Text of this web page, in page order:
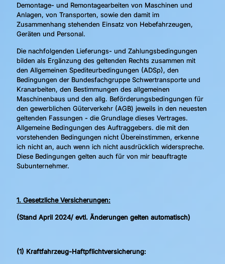
Demontage- und Remontagearbeiten von Maschinen und
Anlagen, von Transporten, sowie den damit im
Zusammenhang stehenden Einsatz von Hebefahrzeugen,
Geräten und Personal.
Die nachfolgenden Lieferungs- und Zahlungsbedingungen
bilden als Ergänzung des geltenden Rechts zusammen mit
den Allgemeinen Spediteurbedingungen (ADSp), den
Bedingungen der Bundesfachgruppe Schwertransporte und
Kranarbeiten, den Bestimmungen des allgemeinen
Maschinenbaus und den allg. Beförderungsbedingungen für
den gewerblichen Güterverkehr (AGB) jeweils in den neuesten
geltenden Fassungen - die Grundlage dieses Vertrages.
Allgemeine Bedingungen des Auftraggebers. die mit den
vorstehenden Bedingungen nicht Übereinstimmen, erkenne
ich nicht an, auch wenn ich nicht ausdrücklich widerspreche.
Diese Bedingungen gelten auch für von mir beauftragte
Subunternehmer.
1. Gesetzliche Versicherungen:
(Stand April 2024/ evtl. Änderungen gelten automatisch)
(1) Kraftfahrzeug-Haftpflichtversicherung: